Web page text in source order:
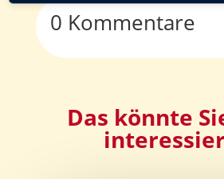
0 Kommentare
Das könnte